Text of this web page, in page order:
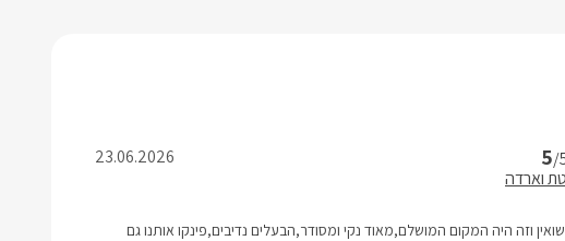
5/
וארדה
23.06.2026
שנות נישואין וזה היה המקום המושלם,מאוד נקי ומסודר,הבעלים נדיבים,פינקו אותנו גם